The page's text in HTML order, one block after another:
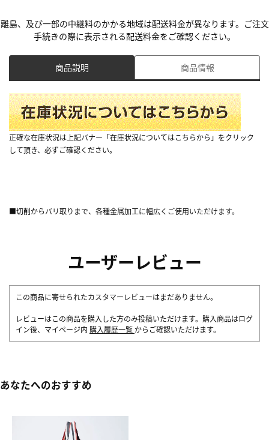
離島、及び一部の中継料のかかる地域は配送料金が異なります。ご注文
手続きの際に表示される配送料金をご確認ください。
商品説明 商品情報
正確な在庫状況は上記バナー「在庫状況についてはこちらから」をクリック
して頂き、必ずご確認ください。
■切削からバリ取りまで、各種金属加工に幅広くご使用いただけます。
ユーザーレビュー
この商品に寄せられたカスタマーレビューはまだありません。
レビューはこの商品を購入した方のみ投稿いただけます。購入商品はログ
イン後、マイページ内 購入履歴一覧 からご確認いただけます。
あなたへのおすすめ